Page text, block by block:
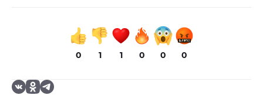
0 1 1 0 0 0